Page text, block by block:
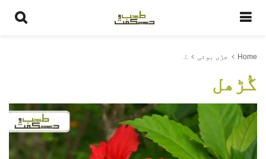
Home جڑی بوٹی گ
گُڑھل